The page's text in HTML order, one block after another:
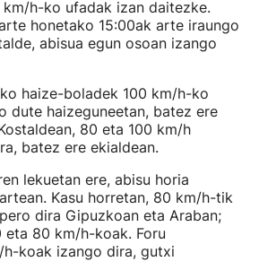
km/h-ko ufadak izan daitezke.
honetako 15:00ak arte iraungo
abisua egun osoan izango
haize-boladek 100 km/h-ko
dute haizeguneetan, batez ere
80 eta 100 km/h
batez ere ekialdean.
lekuetan ere, abisu horia
Kasu horretan, 80 km/h-tik
dira Gipuzkoan eta Araban;
eta 80 km/h-koak. Foru
h-koak izango dira, gutxi